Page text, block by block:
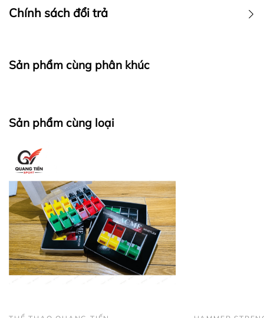
xoắn dây gây ra việc nhẩy bị vấp.
Phần dây làm từ nhựa cao cấp cho độ bền cực
Phần khóa được làm cực kỳ chắc chắn, ốc và
Công ty TNHH Thể Thao Quang
Tiến . Địa chỉ :
ngách 279/39 đường Hoàng
Mai,quận Hoàng Mai,Hà Nội ( nếu
có wifi , 3g tìm trên google map "
Công ty TNHH thể thao Quang
Tiến". - Điện thoại :0986.728.135
- 0988.52.93.93
Chính sách đổi trả
Sản phẩm cùng phân khúc
Sản phẩm cùng loại